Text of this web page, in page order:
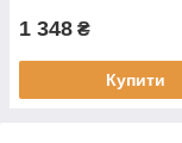
1 348 ₴
Купити